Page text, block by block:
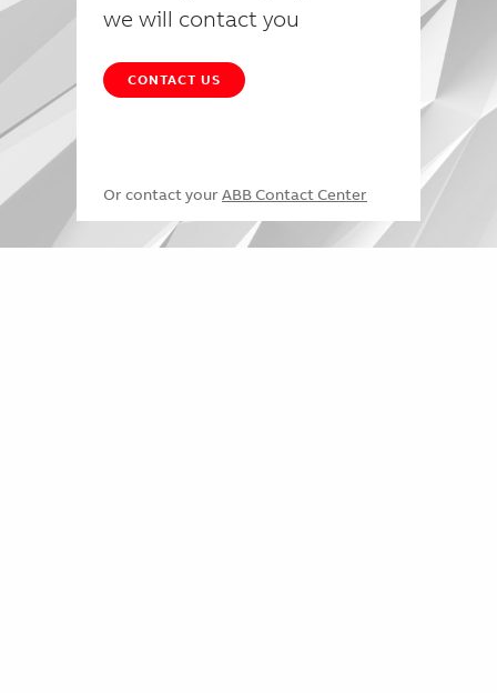
we will contact you
CONTACT US
Or contact your ABB Contact Center